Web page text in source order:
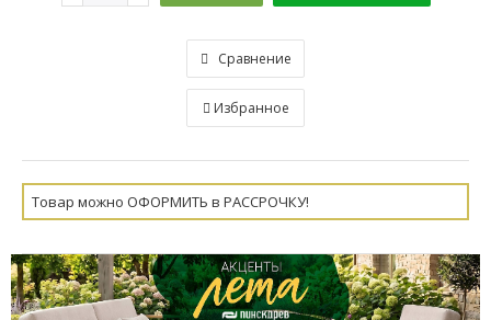
Сравнение
Избранное
Товар можно ОФОРМИТЬ в РАССРОЧКУ!